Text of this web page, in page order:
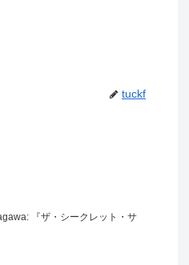
tuckf
『ザ・シークレット・サ